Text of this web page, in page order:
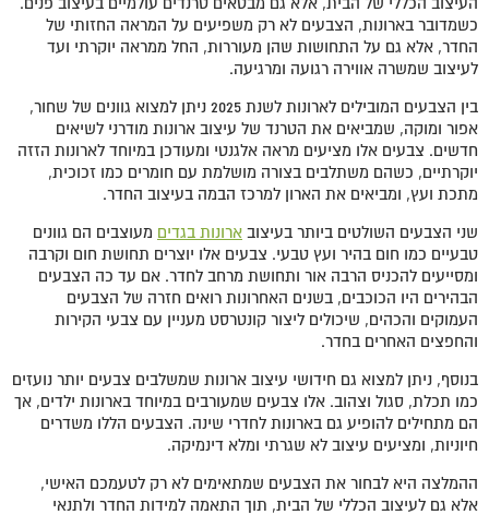
כשמדובר בארונות, הצבעים לא רק משפיעים על המראה החזותי של
החדר, אלא גם על התחושות שהן מעוררות, החל ממראה יוקרתי ועד
לעיצוב שמשרה אווירה רגועה ומרגיעה.
בין הצבעים המובילים לארונות לשנת 2025 ניתן למצוא גוונים של שחור,
אפור ומוקה, שמביאים את הטרנד של עיצוב ארונות מודרני לשיאים
חדשים. צבעים אלו מציעים מראה אלגנטי ומעודכן במיוחד לארונות הזזה
יוקרתיים, כשהם משתלבים בצורה מושלמת עם חומרים כמו זכוכית,
מתכת ועץ, ומביאים את הארון למרכז הבמה בעיצוב החדר.
שני הצבעים השולטים ביותר בעיצוב ארונות בגדים מעוצבים הם גוונים
טבעיים כמו חום בהיר ועץ טבעי. צבעים אלו יוצרים תחושת חום וקרבה
ומסייעים להכניס הרבה אור ותחושת מרחב לחדר. אם עד כה הצבעים
הבהירים היו הכוכבים, בשנים האחרונות רואים חזרה של הצבעים
העמוקים והכהים, שיכולים ליצור קונטרסט מעניין עם צבעי הקירות
והחפצים האחרים בחדר.
בנוסף, ניתן למצוא גם חידושי עיצוב ארונות שמשלבים צבעים יותר נועזים
כמו תכלת, סגול וצהוב. אלו צבעים שמעורבים במיוחד בארונות ילדים, אך
הם מתחילים להופיע גם בארונות לחדרי שינה. הצבעים הללו משדרים
חיוניות, ומציעים עיצוב לא שגרתי ומלא דינמיקה.
ההמלצה היא לבחור את הצבעים שמתאימים לא רק לטעמכם האישי,
אלא גם לעיצוב הכללי של הבית, תוך התאמה למידות החדר ולתנאי